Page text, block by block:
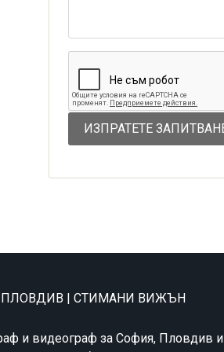
ПЛОВДИВ | СТИМАНИ ВИЖЪН
и видеограф за София, Пловдив и